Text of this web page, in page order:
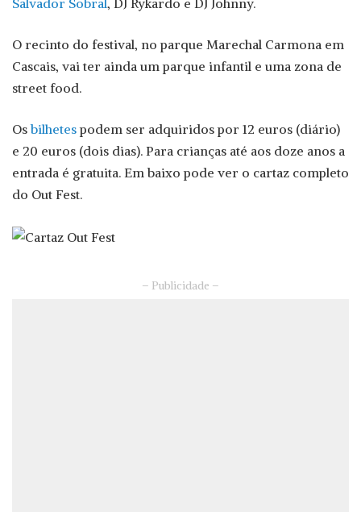
Salvador Sobral, DJ Rykardo e DJ Johnny.
O recinto do festival, no parque Marechal Carmona em
Cascais, vai ter ainda um parque infantil e uma zona de
street food.
Osbilhetespodem ser adquiridos por 12 euros (diário)
e 20 euros (dois dias). Para crianças até aos doze anos a
entrada é gratuita. Em baixo pode ver o cartaz completo
do Out Fest.
– Publicidade –